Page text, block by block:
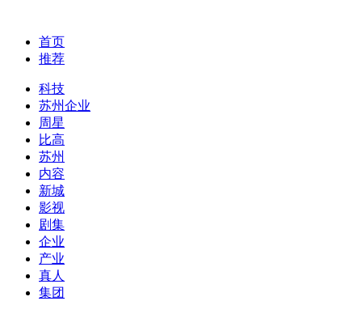
首页
推荐
科技
苏州企业
周星
比高
苏州
内容
新城
影视
剧集
企业
产业
真人
集团